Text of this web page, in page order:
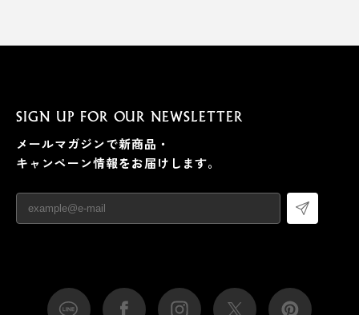
SIGN UP FOR OUR NEWSLETTER
メールマガジンで新商品・
キャンペーン情報をお届けします。